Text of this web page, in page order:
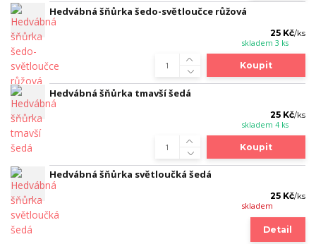
Hedvábná šňůrka šedo-světloučce růžová
25 Kč/ks
skladem 3 ks
Koupit
Hedvábná šňůrka tmavší šedá
25 Kč/ks
skladem 4 ks
Koupit
Hedvábná šňůrka světloučká šedá
25 Kč/ks
skladem
Detail